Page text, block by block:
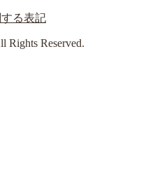
る表記
Rights Reserved.